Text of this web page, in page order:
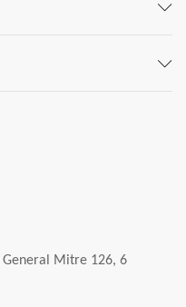
General Mitre 126, 6